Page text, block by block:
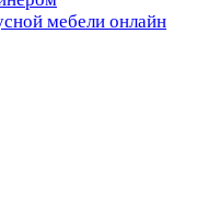
мебели онлайн